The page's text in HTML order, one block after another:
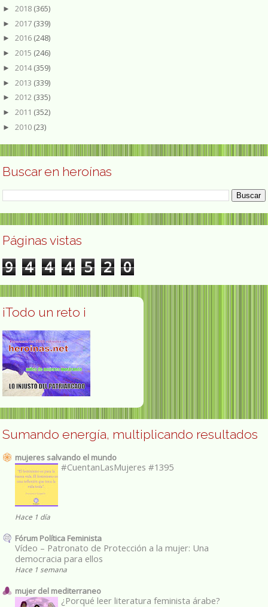
► 2018 (365)
► 2017 (339)
► 2016 (248)
► 2015 (246)
► 2014(359)
► 2013 (339)
► 2012 (335)
► 2011 (352)
► 2010 (23)
Buscar en heroínas
Páginas vistas
9 4 4 4 5 2 0
¡Todo un reto ¡
Sumando energía, multiplicando resultados
mujeres salvando el mundo
#CuentanLasMujeres #1395
Hace 1 día
Fórum Política Feminista
Vídeo – Patronato de Protección a la mujer: Una
democracia para ellos
Hace 1 semana
mujer del mediterraneo
¿Porqué leer literatura feminista árabe?